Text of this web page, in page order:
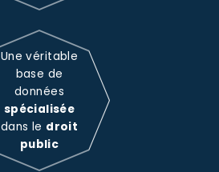
Une véritable
base de
données
spécialisée
dans le droit
public